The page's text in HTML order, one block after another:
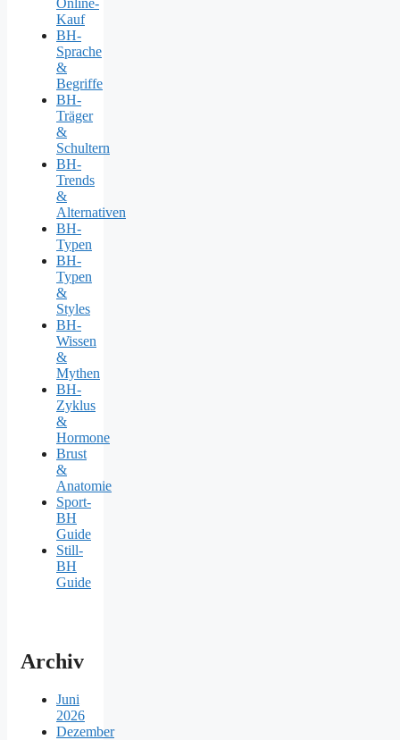
Kauf
BH-
Sprache
&
Begriffe
BH-
Träger
&
Schultern
BH-
Trends
&
Alternativen
BH-
Typen
BH-
Typen
&
Styles
BH-
Wissen
&
Mythen
BH-
Zyklus
&
Hormone
Brust
&
Anatomie
Sport-
BH
Guide
Still-
BH
Guide
Archiv
Juni
2026
Dezember